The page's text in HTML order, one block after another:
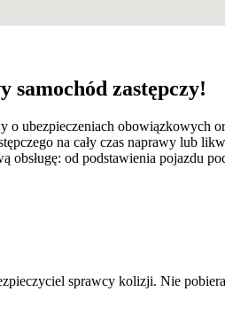
samochód zastępczy!
ubezpieczeniach obowiązkowych
na cały czas naprawy lub
od podstawienia pojazdu
sprawcy kolizji. Nie